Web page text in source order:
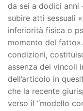
da sei a dodici anni
subire atti sessuali
inferiorità fisica o
momento del
condizioni,
assenza dei vincoli
dell’articolo in
che la recente
verso il “modello